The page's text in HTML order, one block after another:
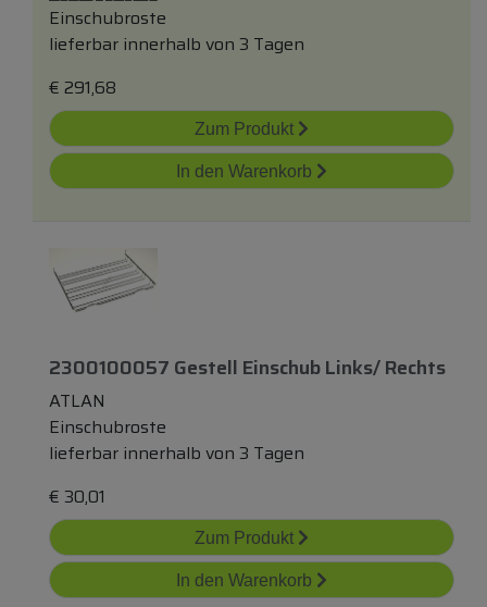
Einschubroste
lieferbar innerhalb von 3 Tagen
€ 291,68
Zum Produkt
In den Warenkorb
2300100057 Gestell Einschub Links/ Rechts
ATLAN
Einschubroste
lieferbar innerhalb von 3 Tagen
€ 30,01
Zum Produkt
In den Warenkorb